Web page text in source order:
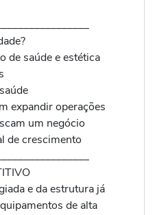
de saúde e estética
expandir operações
um negócio
de crescimento
e da estrutura já
de alta